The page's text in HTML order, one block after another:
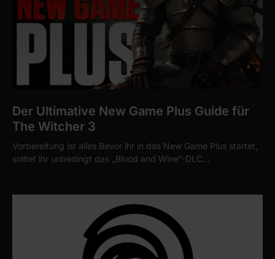
Der Ultimative New Game Plus Guide für
The Witcher 3
Vorbereitung ist alles Bevor ihr in das New Game Plus startet,
solltet ihr unbedingt das „Blood and Wine“-DLC…